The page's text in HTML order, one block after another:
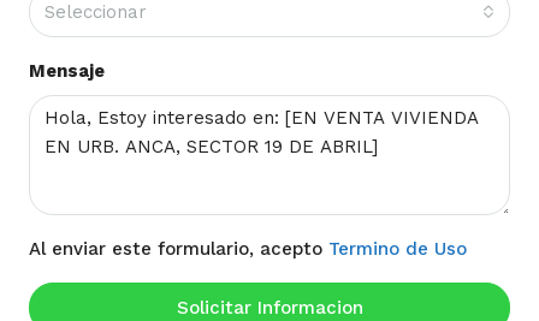
Seleccionar
Mensaje
Al enviar este formulario, acepto Termino de Uso
Solicitar Informacion